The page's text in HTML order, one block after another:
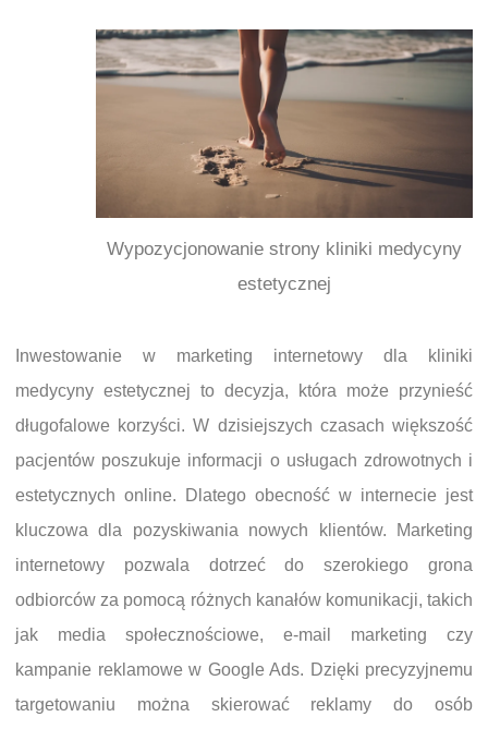
Wypozycjonowanie strony kliniki medycyny
estetycznej
Inwestowanie w marketing internetowy dla kliniki
medycyny estetycznej to decyzja, która może przynieść
długofalowe korzyści. W dzisiejszych czasach większość
pacjentów poszukuje informacji o usługach zdrowotnych i
estetycznych online. Dlatego obecność w internecie jest
kluczowa dla pozyskiwania nowych klientów. Marketing
internetowy pozwala dotrzeć do szerokiego grona
odbiorców za pomocą różnych kanałów komunikacji, takich
jak media społecznościowe, e-mail marketing czy
kampanie reklamowe w Google Ads. Dzięki precyzyjnemu
targetowaniu można skierować reklamy do osób